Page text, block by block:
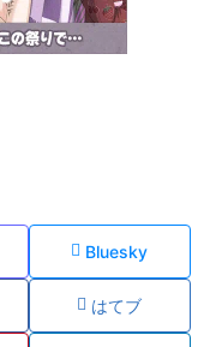
Bluesky
はてブ